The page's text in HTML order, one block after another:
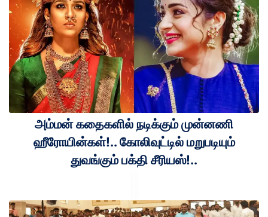
அம்மன் கதைகளில் நடிக்கும் முன்னணி
ஹீரோயின்கள்!.. கோலிவுட்டில் மறுபடியும்
துவங்கும் பக்தி சீரியஸ்!..